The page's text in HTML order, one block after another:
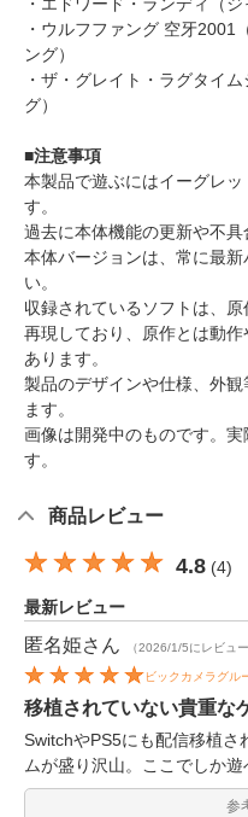
・ウルフファング 空牙2001
ング）
・ザ・グレイト・ラグタイ
グ）
■注意事項
本製品で遊ぶにはイーグレ
す。
過去に本体機能の更新や不具
本体バージョンは、常に最
い。
収録されているソフトは、
再現しており、原作とは動
あります。
製品のデザインや仕様、外
ます。
画像は開発中のものです。
す。
商品レビュー
4.8 (4)
最新レビュー
匿名姫さん （2026/1/5にレビュー
ビックカメラグル
移植されていない貴重な
SwitchやPS5にも配信移植さ
ムが盛り沢山。ここでしか遊
参